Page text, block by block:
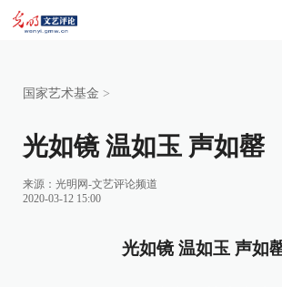
国家艺术基金 >
光如镜 温如玉 声如罄
来源： 光明网-文艺评论频道
2020-03-12 15:00
光如镜 温如玉 声如